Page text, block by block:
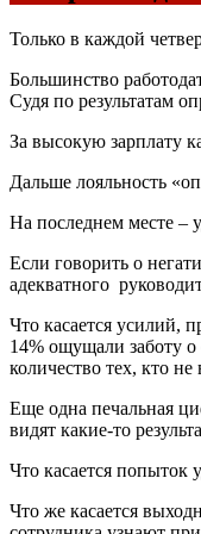
Только в каждой
Большинство
Судя по результатам
За высокую зарплату
Дальше лояльность
На последнем месте –
Если говорить о
адекватного
Что касается усилий,
14% ощущали заботу о
количество тех, кто
Еще одна печальная
видят какие-то
Что касается попыток
Что же касается